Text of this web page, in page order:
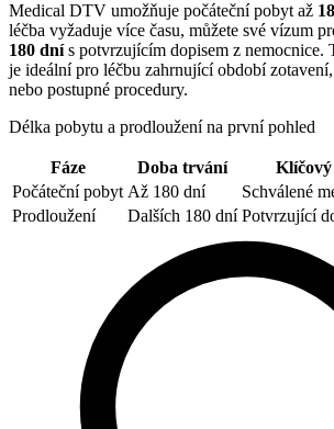
Medical DTV umožňuje počáteční pobyt až
léčba vyžaduje více času, můžete své vízum
180 dnís potvrzujícím dopisem z nemocnice.
je ideální pro léčbu zahrnující období
nebo postupné procedury.
Délka pobytu a prodloužení na první pohled
Fáze Doba trvání
Klíčový
Počáteční pobyt Až 180 dní
Schválené
Prodloužení
Dalších 180 dní Potvrzující